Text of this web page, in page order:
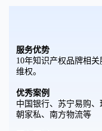
服务优势
10年知识产权品牌相
维权。
优秀案例
中国银行、苏宁易购
朝家私、南方物流等